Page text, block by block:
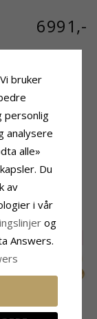
6991,-
Virkedager
I
SALE
bruker
personlig
analysere
alle»
Du
av
i vår
og
Answers.